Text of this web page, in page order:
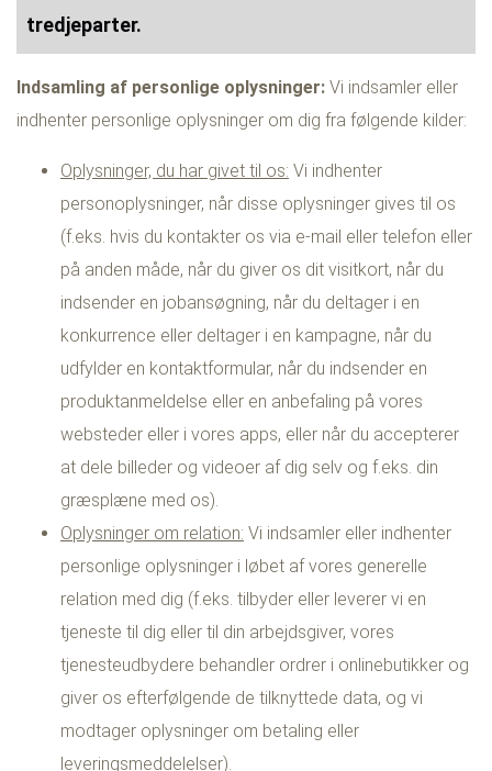
tredjeparter.
Indsamling af personlige oplysninger: Vi indsamler eller
indhenter personlige oplysninger om dig fra følgende kilder:
Oplysninger, du har givet til os: Vi indhenter
personoplysninger, når disse oplysninger gives til os
(f.eks. hvis du kontakter os via e-mail eller telefon eller
på anden måde, når du giver os dit visitkort, når du
indsender en jobansøgning, når du deltager i en
konkurrence eller deltager i en kampagne, når du
udfylder en kontaktformular, når du indsender en
produktanmeldelse eller en anbefaling på vores
websteder eller i vores apps, eller når du accepterer
at dele billeder og videoer af dig selv og f.eks. din
græsplæne med os).
Oplysninger om relation: Vi indsamler eller indhenter
personlige oplysninger i løbet af vores generelle
relation med dig (f.eks. tilbyder eller leverer vi en
tjeneste til dig eller til din arbejdsgiver, vores
tjenesteudbydere behandler ordrer i onlinebutikker og
giver os efterfølgende de tilknyttede data, og vi
modtager oplysninger om betaling eller
leveringsmeddelelser).